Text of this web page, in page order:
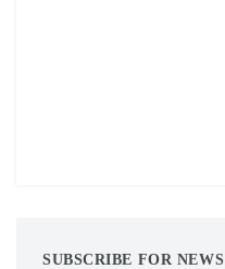
SUBSCRIBE FOR NEWS